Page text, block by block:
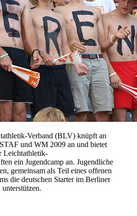
Verband (BLV) knüpft an
und WM 2009 an und bietet
Leichtathletik-
ein Jugendcamp an. Jugendliche
gemeinsam als Teil eines offenen
die deutschen Starter im Berliner